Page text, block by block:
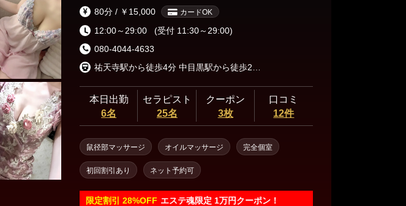
ご予約のキャンセルについて◾️ ◯ご予約確定後はキャンセル料金100%
※お支払い確認後次回のご利用が可能です。 ◯日時の変更は1回のみ
無料で可能です。 ※ご指名の場合は同じセラピストが条件です。 ◯非
通知でのお電話はお受けできません。 お互いに気持ちの良いお取引き
80分 / ￥15,000 カードOK
12:00～29:00
(受付 11:30～29:00)
080-4044-4633
本日出勤
6名
セラピスト
25名
クーポン
3枚
口コミ
12件
鼠径部マッサージ オイルマッサージ 完全個室
初回割引あり ネット予約可
限定割引 28%OFF エステ魂限定 1万円クーポン！